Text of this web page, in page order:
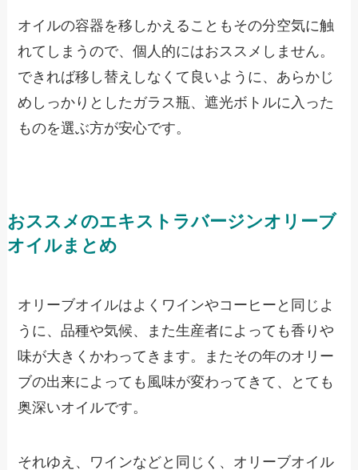
オイルの容器を移しかえることもその分空気に触
れてしまうので、個人的にはおススメしません。
できれば移し替えしなくて良いように、あらかじ
めしっかりとしたガラス瓶、遮光ボトルに入った
ものを選ぶ方が安心です。
おススメのエキストラバージンオリーブ
オイルまとめ
オリーブオイルはよくワインやコーヒーと同じよ
うに、品種や気候、また生産者によっても香りや
味が大きくかわってきます。またその年のオリー
ブの出来によっても風味が変わってきて、とても
奥深いオイルです。
それゆえ、ワインなどと同じく、オリーブオイル